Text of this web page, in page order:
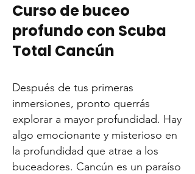
Curso de buceo
profundo con Scuba
Total Cancún
Después de tus primeras
inmersiones, pronto querrás
explorar a mayor profundidad. Hay
algo emocionante y misterioso en
la profundidad que atrae a los
buceadores. Cancún es un paraíso